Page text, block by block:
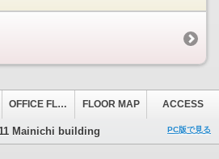
OFFICE FLOOR FLOOR MAP ACCESS
Mainichi building PC版で見る